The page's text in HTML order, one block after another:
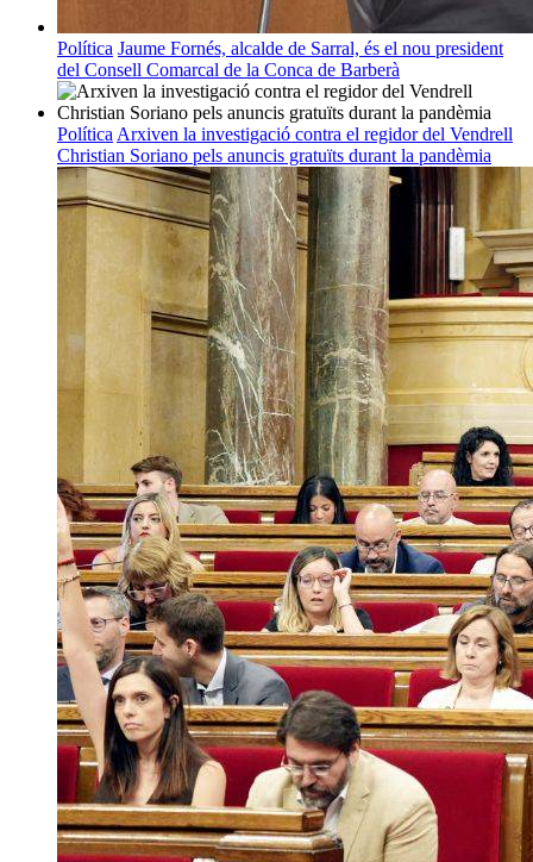
Política Jaume Fornés, alcalde de Sarral, és el nou president
del Consell Comarcal de la Conca de Barberà
Política Arxiven la investigació contra el regidor del Vendrell
Christian Soriano pels anuncis gratuïts durant la pandèmia